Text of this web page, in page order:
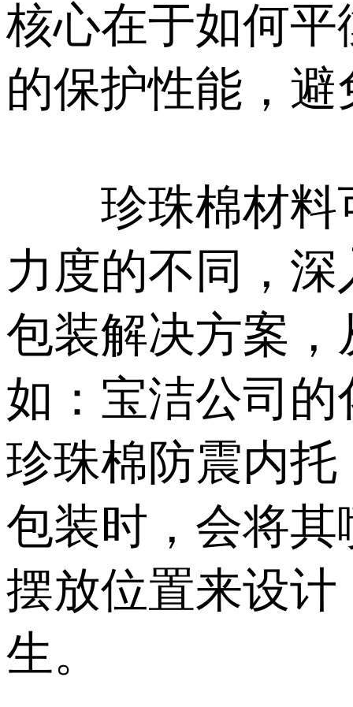
核心在于如何
的保护性能，
珍珠棉材料可
力度的不同，
包装解决方案
如：宝洁公司
珍珠棉防震内
包装时，会将
摆放位置来设
生。